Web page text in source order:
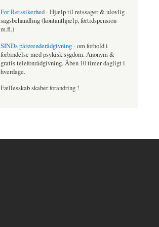
For Retssikerhed- Hjælp til retssager & ulovlig
sagsbehandling (kontanthjælp, førtidspension
m.fl.)
SINDs pårørenderådgivning- om forhold i
forbindelse med psykisk sygdom. Anonym &
gratis telefonrådgivning. Åben 10 timer dagligt i
hverdage.
Fællesskab skaber forandring !